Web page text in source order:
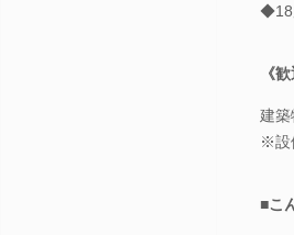
◆18
《
建築
※設
■こ